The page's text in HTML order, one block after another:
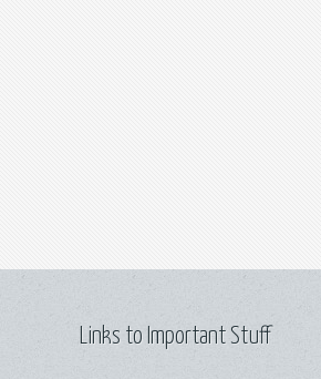
Links to Important Stuff